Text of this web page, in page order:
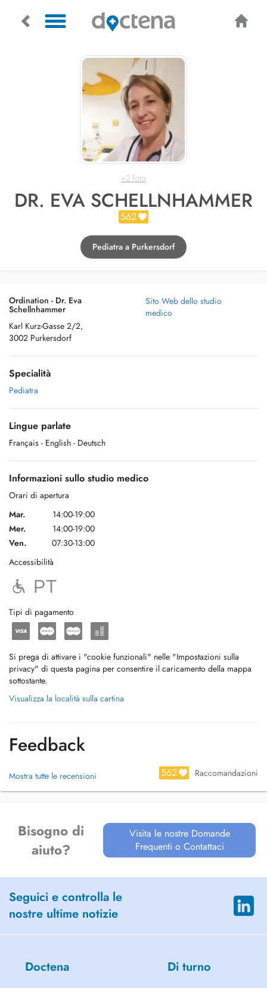
+2 foto
DR. EVA SCHELLNHAMMER
562
Pediatra a Purkersdorf
Ordination - Dr. Eva
Schellnhammer
Karl Kurz-Gasse 2/2,
3002 Purkersdorf
Sito Web dello studio
medico
Specialità
Pediatra
Lingue parlate
Français - English - Deutsch
Informazioni sullo studio medico
Orari di apertura
Mar.
14:00-19:00
Mer.
14:00-19:00
Ven.
07:30-13:00
Accessibilità
Tipi di pagamento
Si prega di attivare i "cookie funzionali" nelle "Impostazioni sulla
privacy" di questa pagina per consentire il caricamento della mappa
sottostante.
Visualizza la località sulla cartina
Feedback
Mostra tutte le recensioni 562 Raccomandazioni
Bisogno di
aiuto?
Visita le nostre Domande
Frequenti o Contattaci
Seguici e controlla le
nostre ultime notizie
Doctena Di turno